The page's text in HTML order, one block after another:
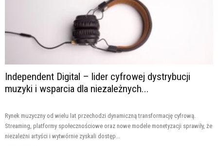
Independent Digital – lider cyfrowej dystrybucji
muzyki i wsparcia dla niezależnych...
Rynek muzyczny od wielu lat przechodzi dynamiczną transformację cyfrową.
Streaming, platformy społecznościowe oraz nowe modele monetyzacji sprawiły, że
niezależni artyści i wytwórnie zyskali dostęp...